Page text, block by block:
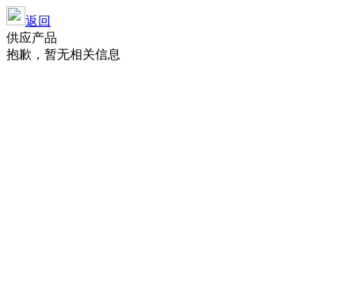
返回
供应产品
抱歉，暂无相关信息